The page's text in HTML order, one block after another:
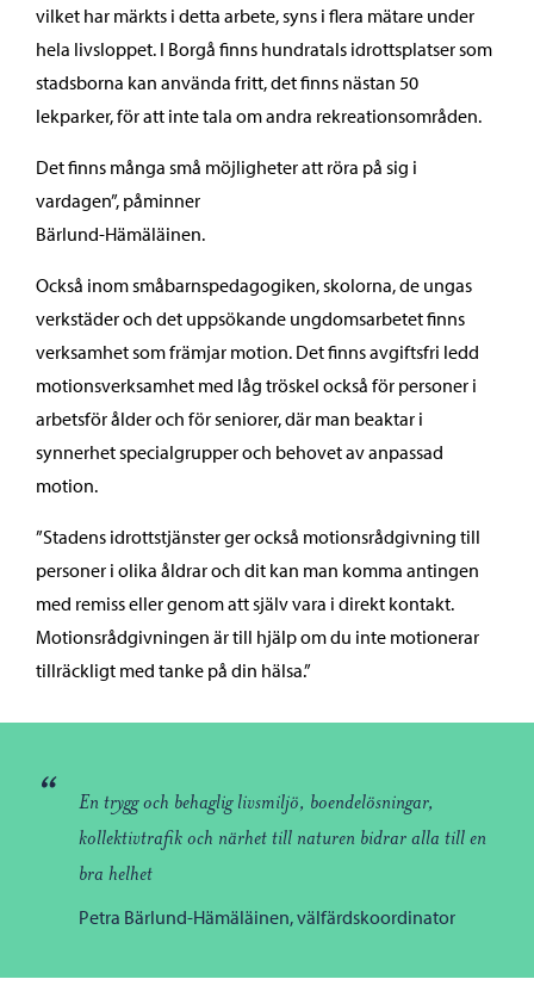
vilket har märkts i detta arbete, syns i flera mätare under
hela livsloppet. I Borgå finns hundratals idrottsplatser som
stadsborna kan använda fritt, det finns nästan 50
lekparker, för att inte tala om andra rekreationsområden.
Det finns många små möjligheter att röra på sig i
vardagen”, påminner
Bärlund-Hämäläinen.
Också inom småbarnspedagogiken, skolorna, de ungas
verkstäder och det uppsökande ungdomsarbetet finns
verksamhet som främjar motion. Det finns avgiftsfri ledd
motionsverksamhet med låg tröskel också för personer i
arbetsför ålder och för seniorer, där man beaktar i
synnerhet specialgrupper och behovet av anpassad
motion.
”Stadens idrottstjänster ger också motionsrådgivning till
personer i olika åldrar och dit kan man komma antingen
med remiss eller genom att själv vara i direkt kontakt.
Motionsrådgivningen är till hjälp om du inte motionerar
tillräckligt med tanke på din hälsa.”
“
En trygg och behaglig livsmiljö, boendelösningar,
kollektivtrafik och närhet till naturen bidrar alla till en
bra helhet
Petra Bärlund-Hämäläinen, välfärdskoordinator